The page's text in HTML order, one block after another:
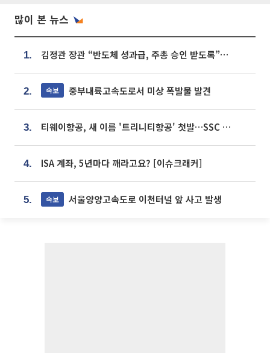
많이 본 뉴스
1. 김정관 장관 “반도체 성과급, 주총 승인 받도록”…상법·자본시장법 개정 시사
2. 속보 중부내륙고속도로서 미상 폭발물 발견
3. 티웨이항공, 새 이름 '트리니티항공' 첫발…SSC 전략 본격화
4. ISA 계좌, 5년마다 깨라고요? [이슈크래커]
5. 속보 서울양양고속도로 이천터널 앞 사고 발생